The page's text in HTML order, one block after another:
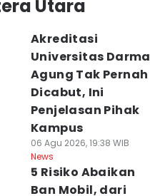
Utara
Akreditasi
Universitas Darma
Agung Tak Pernah
Dicabut, Ini
Penjelasan Pihak
Kampus
06 Agu 2026, 19:38 WIB
News
5 Risiko Abaikan
Ban Mobil, dari